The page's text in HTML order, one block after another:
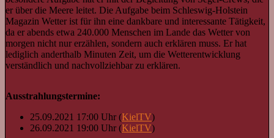
er über die Meere leitet. Die Aufgabe beim Schleswig-Holstein
Magazin Wetter ist für ihn eine dankbare und interessante Tätigkeit,
da er abends etwa 240.000 Menschen im Lande das Wetter von
morgen nicht nur erzählen, sondern auch erklären muss. Er hat
lediglich anderthalb Minuten Zeit, um die Wetterentwicklung
verständlich und nachvollziehbar zu erklären.
Ausstrahlungstermine:
25.09.2021 17:00 Uhr (KielTV)
26.09.2021 19:00 Uhr (KielTV)